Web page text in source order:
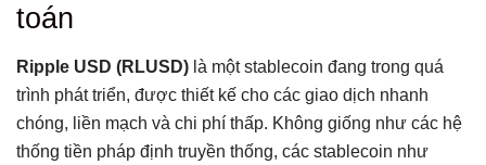
toán
Ripple USD (RLUSD) là một stablecoin đang trong quá
trình phát triển, được thiết kế cho các giao dịch nhanh
chóng, liền mạch và chi phí thấp. Không giống như các hệ
thống tiền pháp định truyền thống, các stablecoin như